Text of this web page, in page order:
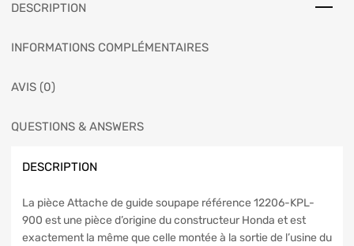
DESCRIPTION
INFORMATIONS COMPLÉMENTAIRES
AVIS (0)
QUESTIONS & ANSWERS
DESCRIPTION
La pièce Attache de guide soupape référence 12206-KPL-
900 est une pièce d’origine du constructeur Honda et est
exactement la même que celle montée à la sortie de l’usine du